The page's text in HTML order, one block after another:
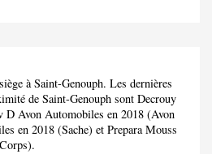
à Saint-Genouph. Les dernières
de Saint-Genouph sont Decrouy
D Avon Automobiles en 2018 (Avon
en 2018 (Sache) et Prepara Mouss